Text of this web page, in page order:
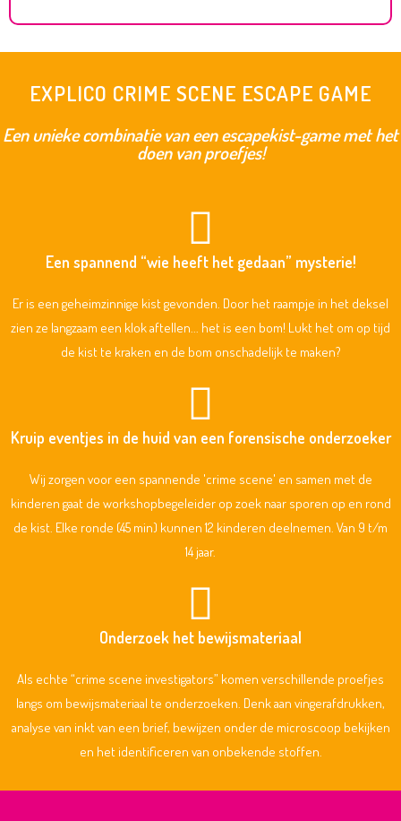
EXPLICO CRIME SCENE ESCAPE GAME
Een unieke combinatie van een escapekist-game met het
doen van proefjes!
Een spannend “wie heeft het gedaan” mysterie!
Er is een geheimzinnige kist gevonden. Door het raampje in het deksel
zien ze langzaam een klok aftellen... het is een bom! Lukt het om op tijd
de kist te kraken en de bom onschadelijk te maken?
Kruip eventjes in de huid van een forensische onderzoeker
Wij zorgen voor een spannende 'crime scene' en samen met de
kinderen gaat de workshopbegeleider op zoek naar sporen op en rond
de kist. Elke ronde (45 min) kunnen 12 kinderen deelnemen. Van 9 t/m
14 jaar.
Onderzoek het bewijsmateriaal
Als echte “crime scene investigators” komen verschillende proefjes
langs om bewijsmateriaal te onderzoeken. Denk aan vingerafdrukken,
analyse van inkt van een brief, bewijzen onder de microscoop bekijken
en het identificeren van onbekende stoffen.